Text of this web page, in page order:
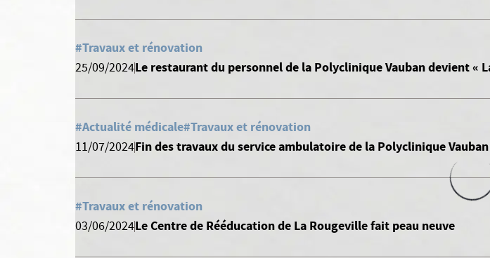
#Travaux et rénovation
25/09/2024Le restaurant du personnel de la Polyclinique Vauban devient «
#Actualité médicale#Travaux et rénovation
11/07/2024Fin des travaux du service ambulatoire de la Polyclinique Vauban
#Travaux et rénovation
03/06/2024Le Centre de Rééducation de La Rougeville fait peau neuve